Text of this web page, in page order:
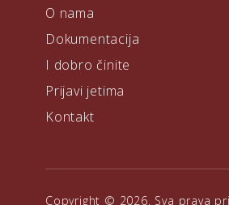
O nama
Dokumentacija
I dobro činite
Prijavi jetima
Kontakt
Copyright © 2026. Sva prava